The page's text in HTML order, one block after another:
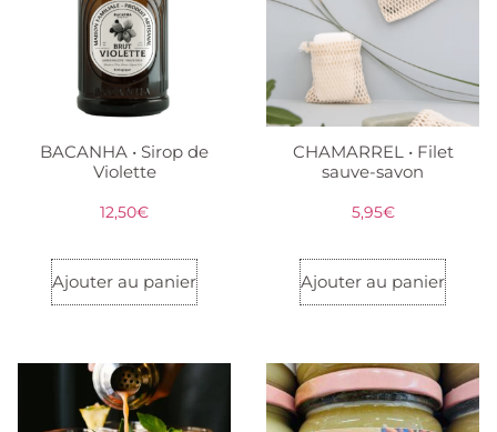
BACANHA • Sirop de
Violette
12,50€
Ajouter au panier
CHAMARREL • Filet
sauve-savon
5,95€
Ajouter au panier